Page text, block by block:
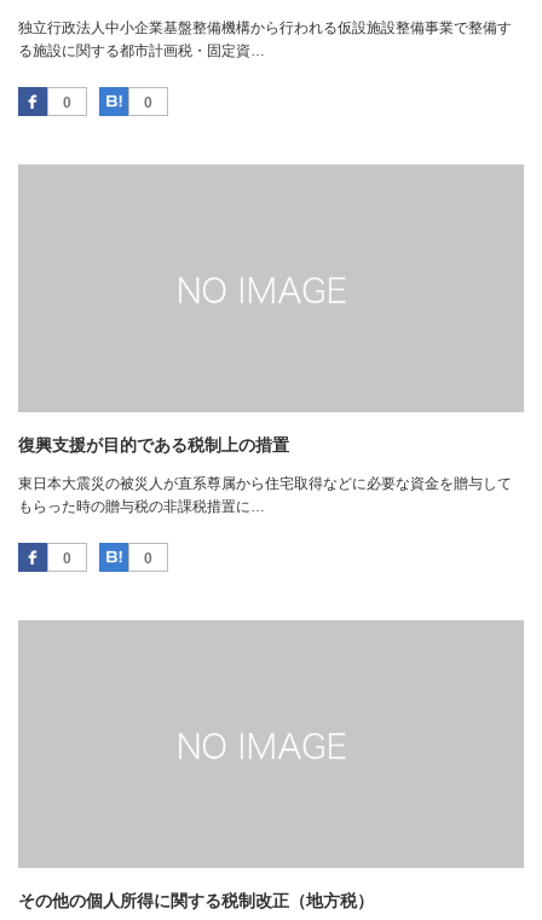
独立行政法人中小企業基盤整備機構から行われる仮設施設整備事業で整備す
る施設に関する都市計画税・固定資…
0
Facebook 0
はてなブックマーク
復興支援が目的である税制上の措置
東日本大震災の被災人が直系尊属から住宅取得などに必要な資金を贈与して
もらった時の贈与税の非課税措置に…
0
Facebook 0
はてなブックマーク
その他の個人所得に関する税制改正（地方税）